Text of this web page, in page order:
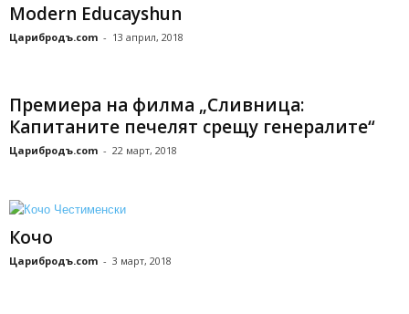
Modern Educayshun
Царибродъ.com - 13 април, 2018
Премиера на филма „Сливница:
Капитаните печелят срещу генералите“
Царибродъ.com - 22 март, 2018
Кочо
Царибродъ.com - 3 март, 2018